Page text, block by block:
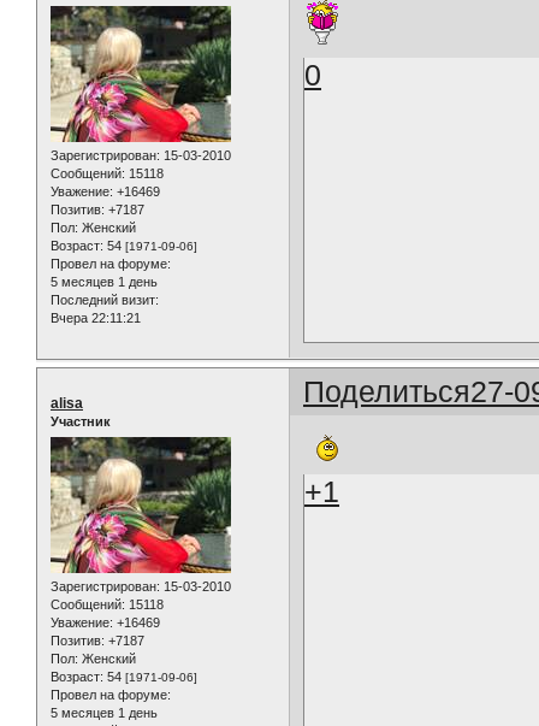
Зарегистрирован: 15-03-2010
Сообщений: 15118
Уважение: +16469
Позитив: +7187
Пол: Женский
Возраст: 54 [1971-09-06]
Провел на форуме:
5 месяцев 1 день
Последний визит:
Вчера 22:11:21
0
Поделиться27-
alisa
Участник
Зарегистрирован: 15-03-2010
Сообщений: 15118
Уважение: +16469
Позитив: +7187
Пол: Женский
Возраст: 54 [1971-09-06]
Провел на форуме:
5 месяцев 1 день
+1